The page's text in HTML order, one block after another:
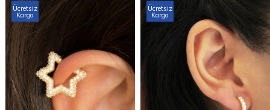
Ücretsiz
Kargo
Ücretsiz
Kargo